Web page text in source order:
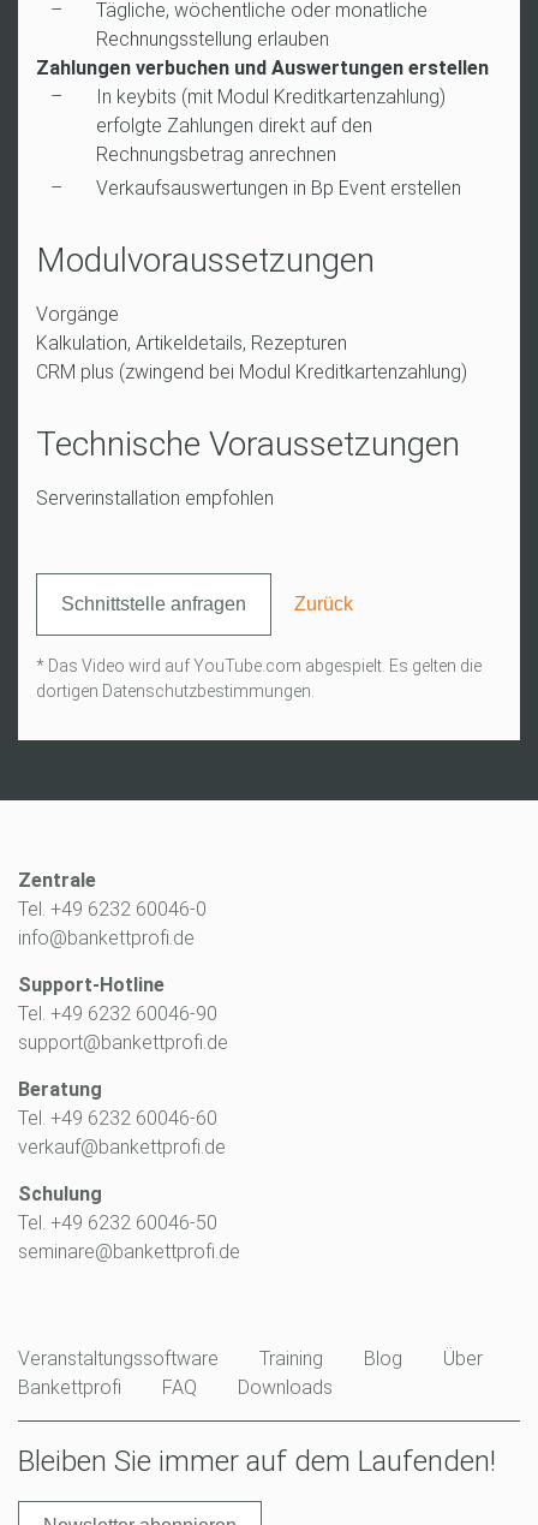
Tägliche, wöchentliche oder monatliche
Rechnungsstellung erlauben
Zahlungen verbuchen und Auswertungen erstellen
In keybits (mit Modul Kreditkartenzahlung)
erfolgte Zahlungen direkt auf den
Rechnungsbetrag anrechnen
Verkaufsauswertungen in Bp Event erstellen
Modulvoraussetzungen
Vorgänge
Kalkulation, Artikeldetails, Rezepturen
CRM plus (zwingend bei Modul Kreditkartenzahlung)
Technische Voraussetzungen
Serverinstallation empfohlen
Schnittstelle anfragen Zurück
* Das Video wird auf YouTube.com abgespielt. Es gelten die
dortigen Datenschutzbestimmungen.
Zentrale
Tel. +49 6232 60046-0
info@bankettprofi.de
Support-Hotline
Tel. +49 6232 60046-90
support@bankettprofi.de
Beratung
Tel. +49 6232 60046-60
verkauf@bankettprofi.de
Schulung
Tel. +49 6232 60046-50
seminare@bankettprofi.de
Veranstaltungssoftware Training Blog
Über
Bankettprofi
FAQ Downloads
Bleiben Sie immer auf dem Laufenden!